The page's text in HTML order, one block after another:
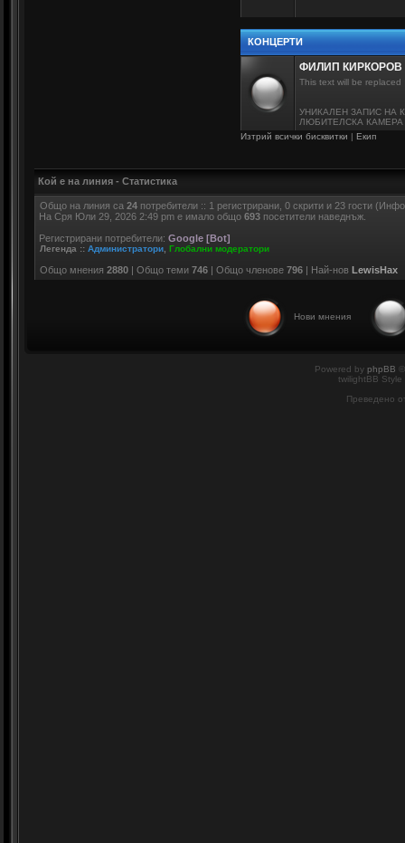
КОНЦЕРТИ
ФИЛИП КИРКОРОВ
This text will be replaced
УНИКАЛЕН ЗАПИС НА
ЛЮБИТЕЛСКА
Изтрий всички бисквитки | Екип
Кой е на линия - Статистика
Общо на линия са 24потребители :: 1 регистрирани, 0 скрити и 23 гости
На Сря Юли 29, 2026 2:49 pm е имало общо 693посетители наведнъж.
Регистрирани потребители: Google [Bot]
Легенда :: Администратори, Глобални модератори
Общо мнения 2880| Общо теми 746| Общо членове 796| Най-нов LewisHax
Нови мнения
Powered by phpBB
twilightBB
Преведено